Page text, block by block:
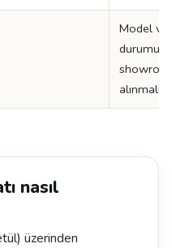
Model ve
durumu
nasıl
üzerinden